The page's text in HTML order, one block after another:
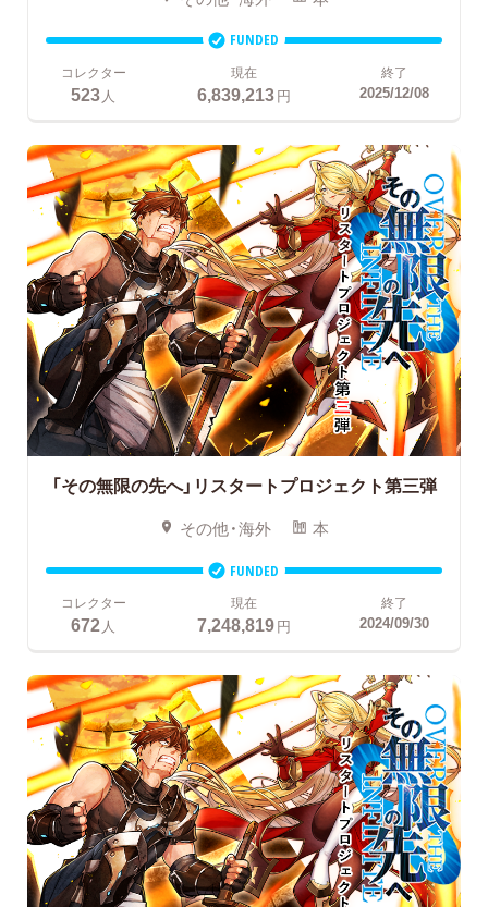
FUNDED
コレクター
523 人
現在
6,839,213円
終了
2025/12/08
「その無限の先へ」リスタートプロジェクト第三弾
その他・海外 本
FUNDED
コレクター
672人
現在
7,248,819円
終了
2024/09/30